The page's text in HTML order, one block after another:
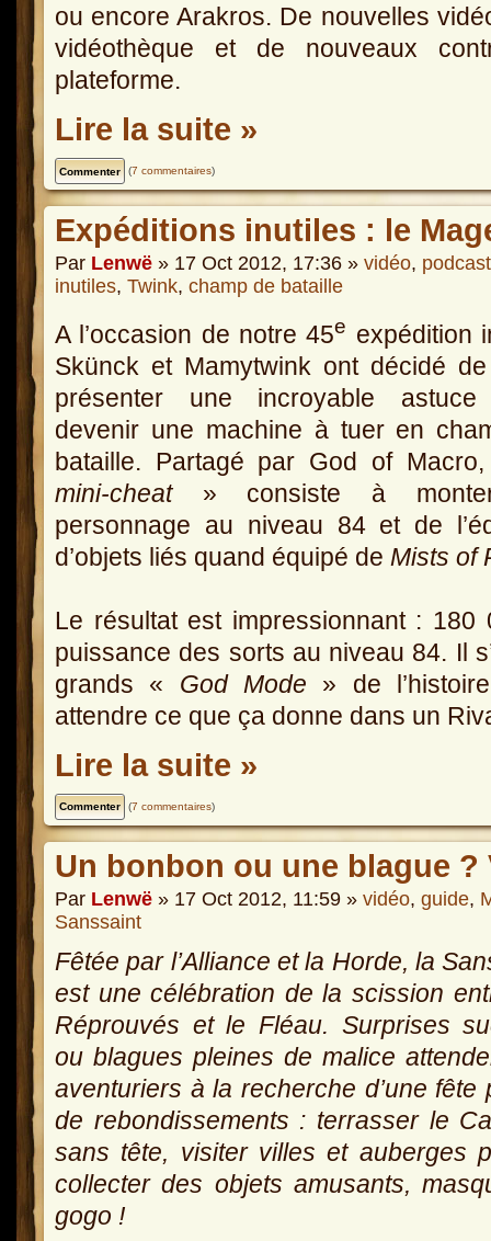
ou encore Arakros. De nouvelles
vidéothèque et de nouveaux
plateforme.
Lire la suite »
(7 commentaires)
Expéditions inutiles : le
Par Lenwë » 17 Oct 2012, 17:36 » vidéo, podcast
inutiles, Twink, champ de bataille
A l’occasion de notre 45e expédition
Skünck et Mamytwink ont décidé
présenter une incroyable
devenir une machine à tuer en
bataille. Partagé par God of
mini-cheat» consiste à
personnage au niveau 84 et de
d’objets liés quand équipé de Mists of
Le résultat est impressionnant :
puissance des sorts au niveau 84. Il
grands « God Mode » de
attendre ce que ça donne dans un
Lire la suite »
(7 commentaires)
Un bonbon ou une blague ?
Par Lenwë » 17 Oct 2012, 11:59 » vidéo, guide,
Sanssaint
Fêtée par l’Alliance et la Horde, la
est une célébration de la scission
Réprouvés et le Fléau. Surprises
ou blagues pleines de malice
aventuriers à la recherche d’une fête
de rebondissements : terrasser le
sans tête, visiter villes et auberges
collecter des objets amusants,
gogo !